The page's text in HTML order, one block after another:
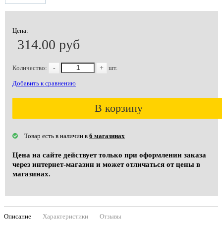
Цена:
314.00 руб
Количество: - + шт.
Добавить к сравнению
В корзину
Товар есть в наличии в 6 магазинах
Цена на сайте действует только при оформлении заказа
через интернет-магазин и может отличаться от цены в
магазинах.
Описание Характеристики Отзывы